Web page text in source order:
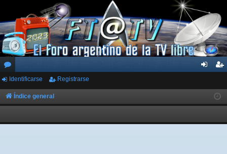
or
os
ar
ist
rs
Identificarse Registrarse
Índice general